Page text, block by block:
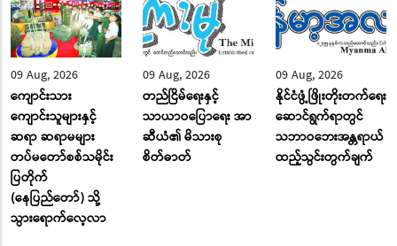
09 Aug, 2026
ကျောင်းသား
ကျောင်းသူများနှင့်
ဆရာ ဆရာမများ
တပ်မတော်စစ်သမိုင်း
ပြတိုက်
(နေပြည်တော်) သို့
သွားရောက်လေ့လာ
09 Aug, 2026
တည်ငြိမ်ရေးနှင့်
သာယာဝပြောရေး အာ
ဆီယံ၏ မိသားစု
စိတ်ဓာတ်
09 Aug, 2026
နိုင်ငံဖွံ့ဖြိုးတိုးတက်ရေး
ဆောင်ရွက်ရာတွင်
သဘာဝဘေးအန္တရာယ်
ထည့်သွင်းတွက်ချက်